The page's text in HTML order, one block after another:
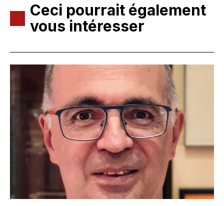
Ceci pourrait également
vous intéresser